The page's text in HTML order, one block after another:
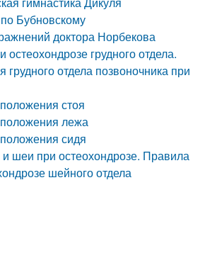
Бубновскому
доктора Норбекова
грудного отдела.
отдела позвоночника при
стоя
лежа
сидя
шеи при остеохондрозе. Правила
шейного отдела